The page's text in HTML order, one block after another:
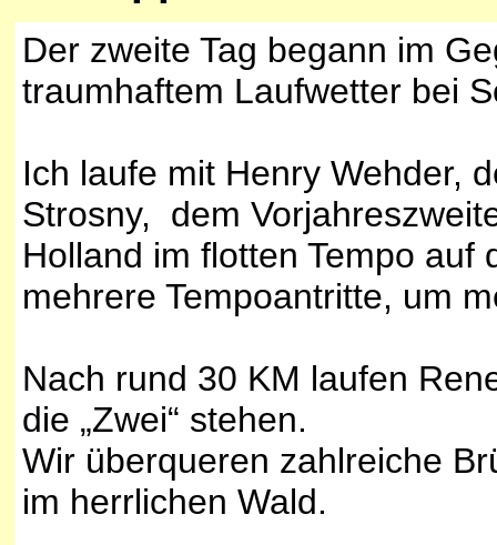
Der zweite Tag begann im
traumhaftem Laufwetter bei
Ich laufe mit Henry Wehder,
Strosny, dem
Holland im flotten Tempo
mehrere Tempoantritte, um
Nach rund 30 KM laufen
die „Zwei“ stehen.
Wir überqueren zahlreiche
im herrlichen Wald.